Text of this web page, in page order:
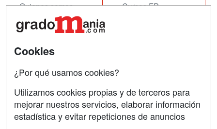
Quienes somos
Tarifas publicidad
Cursos FP
Contactar
Confidencialidad
SÍGUENOS EN:
Cookies
¿Por qué usamos cookies?
Utilizamos cookies propias y de terceros para
mejorar nuestros servicios, elaborar información
estadística y evitar repeticiones de anuncios